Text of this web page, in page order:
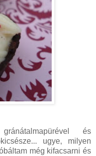
és
ugye, milyen
még kifacsarni és